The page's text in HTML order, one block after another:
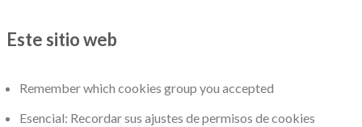
Este sitio web
Remember which cookies group you accepted
Esencial: Recordar sus ajustes de permisos de cookies